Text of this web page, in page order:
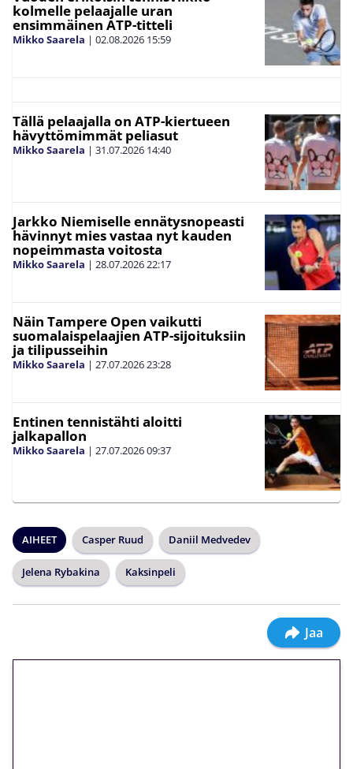
kolmelle pelaajalle uran
ensimmäinen ATP-titteli
Mikko Saarela | 02.08.2026 15:59
Tällä pelaajalla on ATP-kiertueen
hävyttömimmät peliasut
Mikko Saarela | 31.07.2026 14:40
Jarkko Niemiselle ennätysnopeasti
hävinnyt mies vastaa nyt kauden
nopeimmasta voitosta
Mikko Saarela | 28.07.202622:17
Näin Tampere Open vaikutti
suomalaispelaajien ATP-sijoituksiin
ja tilipusseihin
Mikko Saarela | 27.07.202623:28
Entinen tennistähti aloitti
jalkapallon
Mikko Saarela | 27.07.202609:37
AIHEET Casper Ruud Daniil Medvedev
Jelena Rybakina Kaksinpeli
Jaa